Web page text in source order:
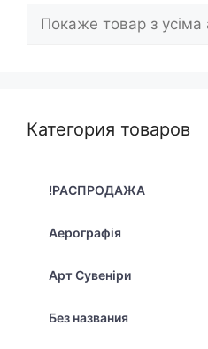
Пошук
Категория товаров
!РАСПРОДАЖА
Аерографія
Арт Сувеніри
Без названия